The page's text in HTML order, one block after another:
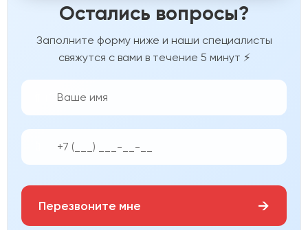
Остались вопросы?
Заполните форму ниже и наши специалисты
свяжутся с вами в течение 5 минут ⚡
Перезвоните мне →